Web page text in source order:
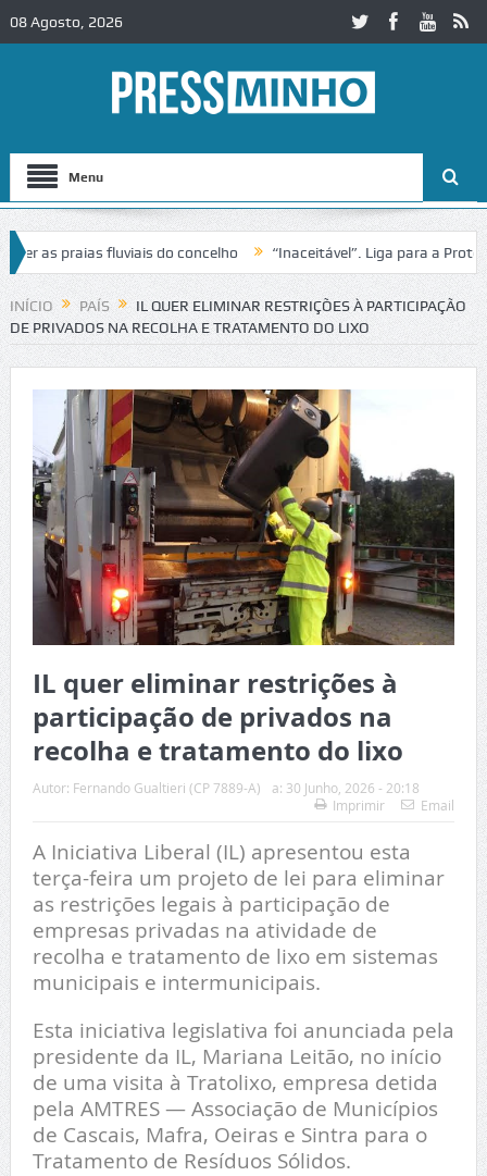
08 Agosto, 2026
Menu
praias fluviais do concelho “Inaceitável”. Liga para a Proteção
de trânsito no IC2 em Alcobaça Igreja do Castelo de Cerveira
INÍCIO PAÍS
IL QUER ELIMINAR RESTRIÇÕES À PARTICIPAÇÃO
DE PRIVADOS NA RECOLHA E TRATAMENTO DO LIXO
IL quer eliminar restrições à
participação de privados na
recolha e tratamento do lixo
Autor: Fernando Gualtieri (CP 7889-A) a: 30 Junho, 2026 - 20:18
Imprimir
Email
A Iniciativa Liberal (IL) apresentou esta
terça-feira um projeto de lei para eliminar
as restrições legais à participação de
empresas privadas na atividade de
recolha e tratamento de lixo em sistemas
municipais e intermunicipais.
Esta iniciativa legislativa foi anunciada pela
presidente da IL, Mariana Leitão, no início
de uma visita à Tratolixo, empresa detida
pela AMTRES — Associação de Municípios
de Cascais, Mafra, Oeiras e Sintra para o
Tratamento de Resíduos Sólidos.